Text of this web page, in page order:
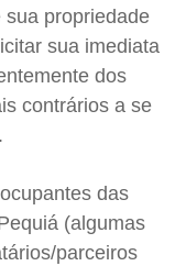
propriedade
sua imediata
dos
contrários a se
das
(algumas
parceiros